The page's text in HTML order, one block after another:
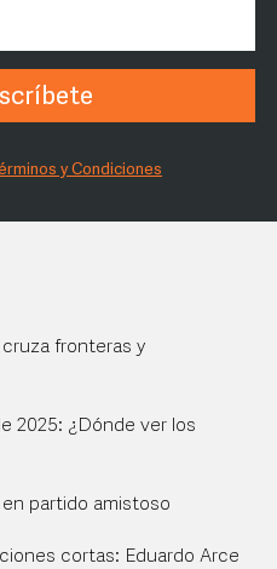
y Condiciones
fronteras y
2025: ¿Dónde ver los
partido amistoso
cortas: Eduardo Arce